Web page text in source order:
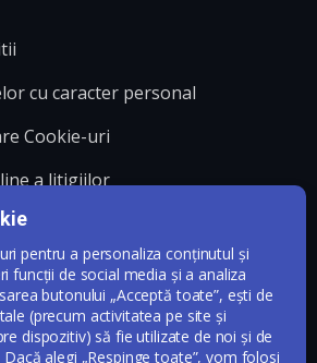
cu caracter personal
Cookie-uri
a litigiilor
pentru a personaliza conținutul și
funcții de social media și a analiza
butonului „Acceptă toate”, ești de
(precum activitatea pe site și
dispozitiv) să fie utilizate de noi și de
alegi „Respinge toate”, vom folosi